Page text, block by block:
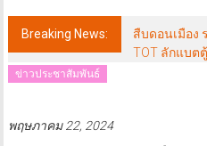
เซอร์
Breaking News:
สืบดอนเมือง
TOT ลักแบต
ข่าวประชาสัมพันธ์
พฤษภาคม 22, 2024